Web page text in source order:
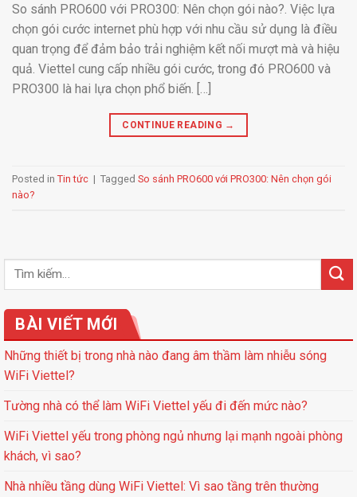
So sánh PRO600 với PRO300: Nên chọn gói nào?. Việc lựa
chọn gói cước internet phù hợp với nhu cầu sử dụng là điều
quan trọng để đảm bảo trải nghiệm kết nối mượt mà và hiệu
quả. Viettel cung cấp nhiều gói cước, trong đó PRO600 và
PRO300 là hai lựa chọn phổ biến. […]
CONTINUE READING →
Posted in Tin tức | Tagged So sánh PRO600 với PRO300: Nên chọn gói
nào?
BÀI VIẾT MỚI
Những thiết bị trong nhà nào đang âm thầm làm nhiễu sóng
WiFi Viettel?
Tường nhà có thể làm WiFi Viettel yếu đi đến mức nào?
WiFi Viettel yếu trong phòng ngủ nhưng lại mạnh ngoài phòng
khách, vì sao?
Nhà nhiều tầng dùng WiFi Viettel: Vì sao tầng trên thường